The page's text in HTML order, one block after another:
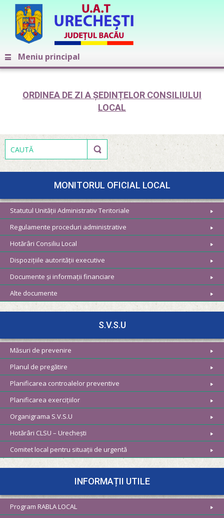
Meniu principal
ORDINEA DE ZI A ȘEDINȚELOR CONSILIULUI
LOCAL
MONITORUL OFICIAL LOCAL
Statutul Unității Administrativ Teritoriale
Regulamente proceduri administrative
Hotărâri Consiliu Local
Dispozițiile autorității executive
Documente și informații financiare
Alte documente
S.V.S.U
Măsuri de prevenire
Planul de pregătire
Planificarea controalelor preventive
Planificarea exercițiilor
Organigrama S.V.S.U
Hotărâri CLSU – Urechești
Comitet local pentru situații de urgentă
INFORMAȚII UTILE
Program RABLA LOCAL